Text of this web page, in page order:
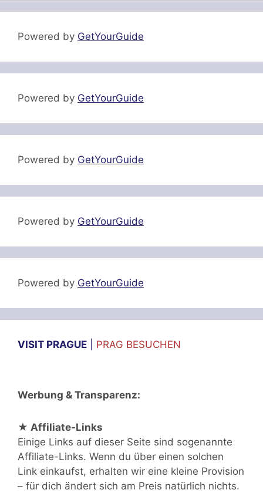
Powered by GetYourGuide
Powered by GetYourGuide
Powered by GetYourGuide
Powered by GetYourGuide
Powered by GetYourGuide
VISIT PRAGUE PRAG BESUCHEN
Werbung & Transparenz:
★ Affiliate-Links
Einige Links auf dieser Seite sind sogenannte
Affiliate-Links. Wenn du über einen solchen
Link einkaufst, erhalten wir eine kleine Provision
– für dich ändert sich am Preis natürlich nichts.